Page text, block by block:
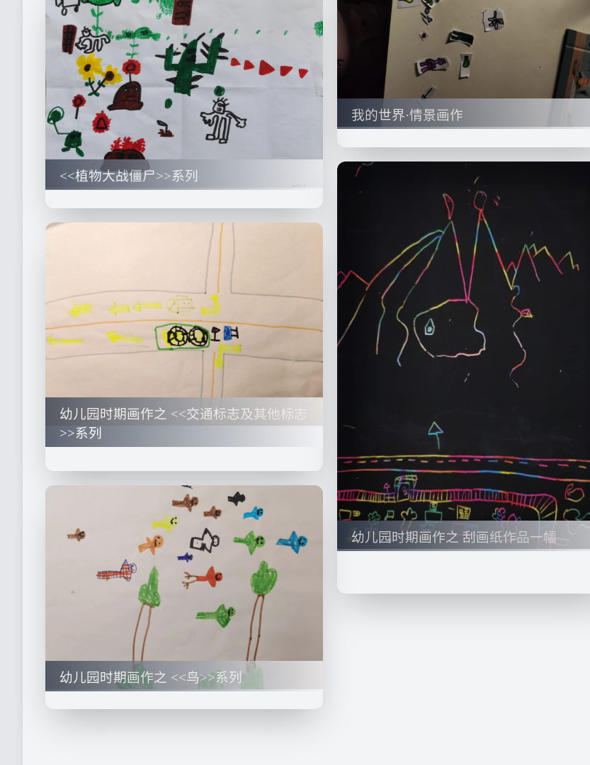
我的世界·情景画作
<<植物大战僵尸>>系列
幼儿园时期画作之 刮画纸作品一幅
幼儿园时期画作之 <<交通标志及其他标志
>>系列
幼儿园时期画作之 <<鸟>>系列